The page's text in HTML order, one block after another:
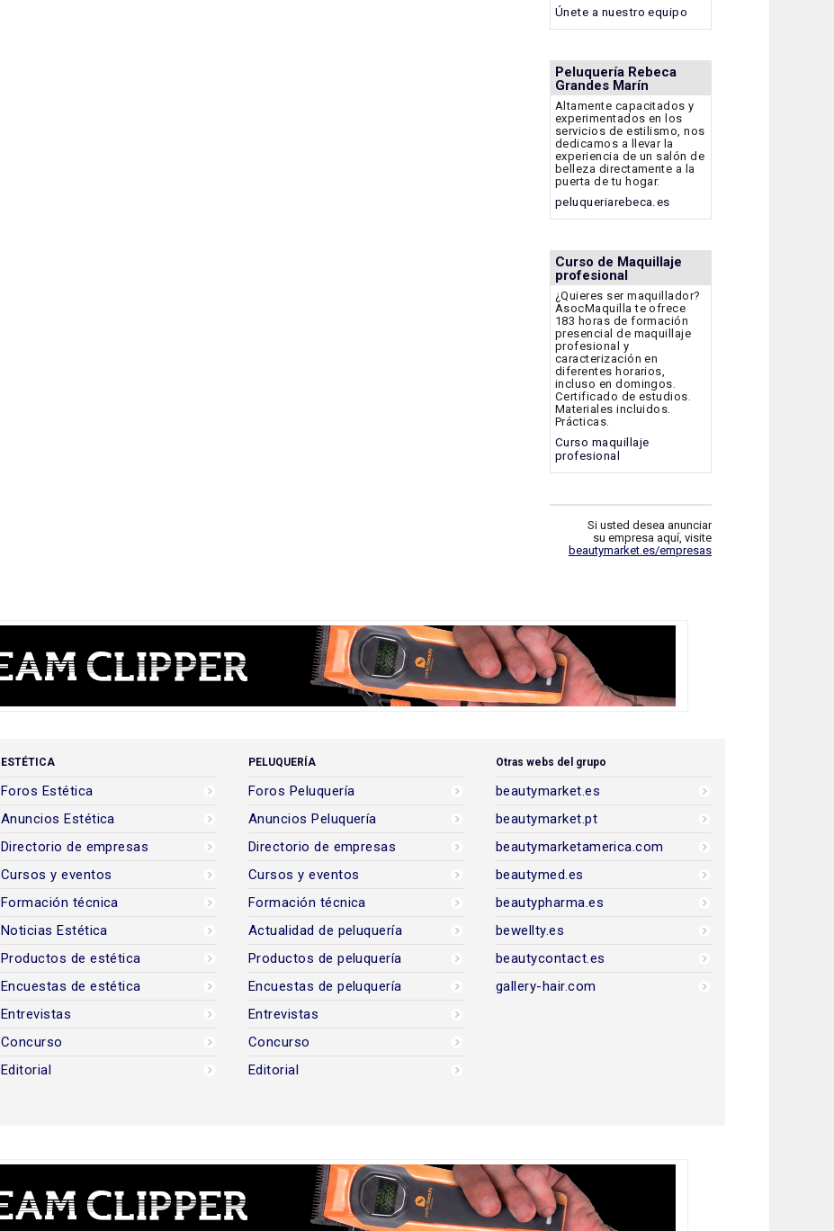
Únete a nuestro equipo
Peluquería Rebeca
Grandes Marín
Altamente capacitados y
experimentados en los
servicios de estilismo, nos
dedicamos a llevar la
experiencia de un salón de
belleza directamente a la
puerta de tu hogar.
peluqueriarebeca.es
Curso de Maquillaje
profesional
¿Quieres ser maquillador?
AsocMaquilla te ofrece
183 horas de formación
presencial de maquillaje
profesional y
caracterización en
diferentes horarios,
incluso en domingos.
Certificado de estudios.
Materiales incluidos.
Prácticas.
Curso maquillaje
profesional
Si usted desea anunciar
su empresa aquí, visite
beautymarket.es/empresas
ESTÉTICA
Foros Estética
Anuncios Estética
Directorio de empresas
Cursos y eventos
Formación técnica
Noticias Estética
Productos de estética
Encuestas de estética
Entrevistas
Concurso
Editorial
PELUQUERÍA
Foros Peluquería
Anuncios Peluquería
Directorio de empresas
Cursos y eventos
Formación técnica
Actualidad de peluquería
Productos de peluquería
Encuestas de peluquería
Entrevistas
Concurso
Editorial
Otras webs del grupo
beautymarket.es
beautymarket.pt
beautymarketamerica.com
beautymed.es
beautypharma.es
bewellty.es
beautycontact.es
gallery-hair.com